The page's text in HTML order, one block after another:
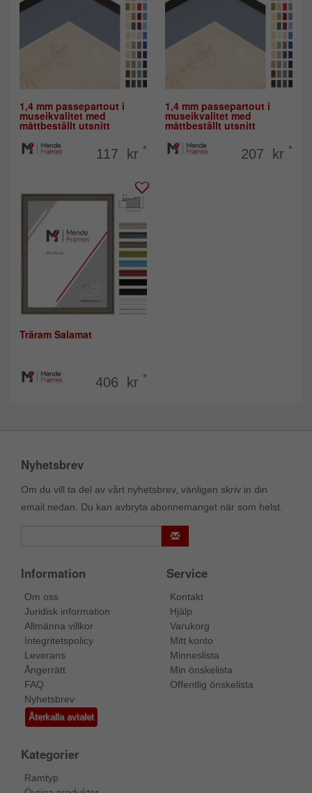
1,4 mm passepartout i
museikvalitet med
måttbeställt utsnitt
117 kr *
1,4 mm passepartout i
museikvalitet med
måttbeställt utsnitt
207 kr *
Träram Salamat
406 kr *
Nyhetsbrev
Om du vill ta del av vårt nyhetsbrev, vänligen skriv in din
email nedan. Du kan avbryta abonnemanget när som helst.
Information
Om oss
Juridisk information
Allmänna villkor
Integritetspolicy
Leverans
Ångerrätt
FAQ
Nyhetsbrev
Återkalla avtalet
Service
Kontakt
Hjälp
Varukorg
Mitt konto
Minneslista
Min önskelista
Offentlig önskelista
Kategorier
Ramtyp